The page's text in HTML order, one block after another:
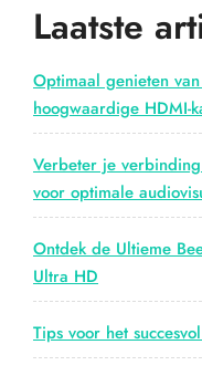
Laatste
Optimaal genieten
hoogwaardige HDMI-
Verbeter je
voor optimale
Ontdek de Ultieme
Ultra HD
Tips voor het